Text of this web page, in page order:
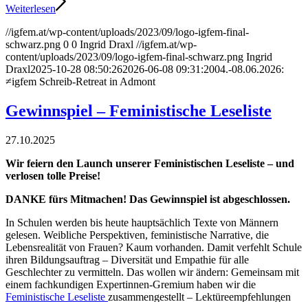
Weiterlesen
//igfem.at/wp-content/uploads/2023/09/logo-igfem-final-
schwarz.png 0 0 Ingrid Draxl //igfem.at/wp-
content/uploads/2023/09/logo-igfem-final-schwarz.png Ingrid
Draxl2025-10-28 08:50:262026-06-08 09:31:2004.-08.06.2026:
≠igfem Schreib-Retreat in Admont
Gewinnspiel – Feministische Leseliste
27.10.2025
Wir feiern den Launch unserer Feministischen Leseliste – und
verlosen tolle Preise!
DANKE fürs Mitmachen! Das Gewinnspiel ist abgeschlossen.
In Schulen werden bis heute hauptsächlich Texte von Männern
gelesen. Weibliche Perspektiven, feministische Narrative, die
Lebensrealität von Frauen? Kaum vorhanden. Damit verfehlt Schule
ihren Bildungsauftrag – Diversität und Empathie für alle
Geschlechter zu vermitteln. Das wollen wir ändern: Gemeinsam mit
einem fachkundigen Expertinnen-Gremium haben wir die
Feministische Leseliste zusammengestellt – Lektüreempfehlungen